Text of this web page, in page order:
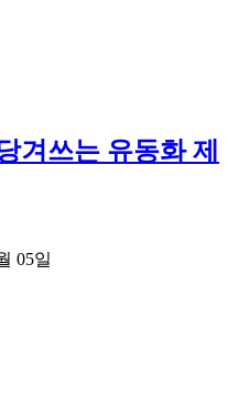
겨쓰는 유동화 제
05일